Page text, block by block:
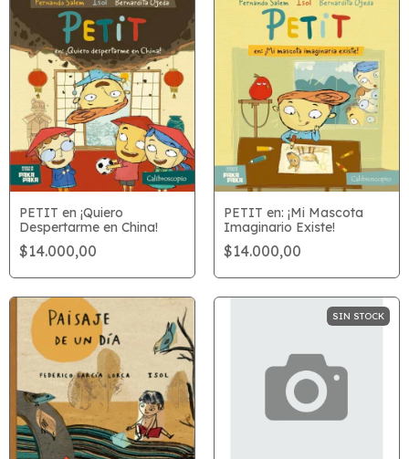
PETIT en ¡Quiero
Despertarme en China!
$14.000,00
PETIT en: ¡Mi Mascota
Imaginario Existe!
$14.000,00
SIN STOCK